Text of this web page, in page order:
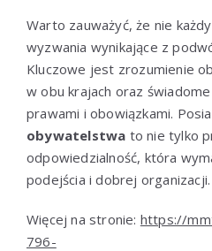
Warto zauważyć, że nie
wyzwania wynikające z
Kluczowe jest zrozumienie
w obu krajach oraz
prawami i obowiązkami.
obywatelstwa to nie tylko
odpowiedzialność, która
podejścia i dobrej organizacji.
Więcej na stronie: https://
796-